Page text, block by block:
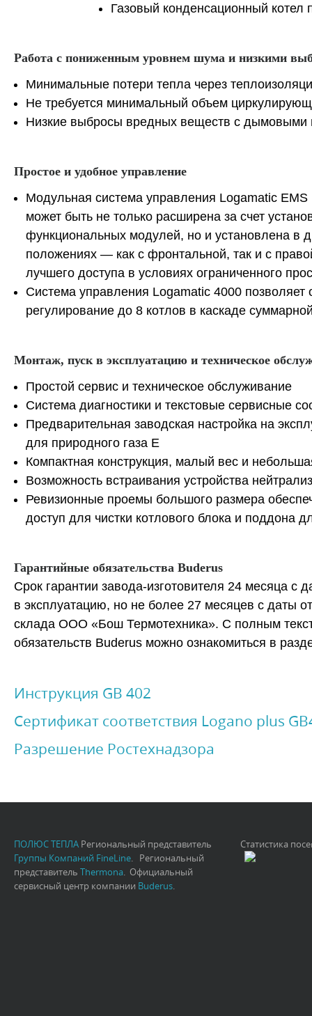
Газовый конденсационный котел
Работа с пониженным уровнем шума и низкими
Минимальные потери тепла через
Не требуется минимальный объем
Низкие выбросы вредных веществ с дымовыми
Простое и удобное управление
Модульная система управления Logamatic
может быть не только расширена за счет
функциональных модулей, но и установлена в
положениях — как с фронтальной, так и с
лучшего доступа в условиях ограниченного
Система управления Logamatic 4000 позволяет
регулирование до 8 котлов в каскаде
Монтаж, пуск в эксплуатацию и техническое
Простой сервис и техническое обслуживание
Система диагностики и текстовые сервисные
Предварительная заводская настройка на
для природного газа Е
Компактная конструкция, малый вес и
Возможность встраивания устройства
Ревизионные проемы большого размера
доступ для чистки котлового блока и поддона
Гарантийные обязательства Buderus
Срок гарантии завода-изготовителя 24 месяца с
в эксплуатацию, но не более 27 месяцев с даты
склада ООО «Бош Термотехника». С полным
обязательств Buderus можно ознакомиться в
Инструкция GB 402
Сертификат соответствия Logano plus
Разрешение Ростехнадзора
ПОЛЮС ТЕПЛА Региональный представитель
Группы Компаний FineLine. Региональный
представитель Thermona. Официальный
сервисный центр компании Buderus.
Статистика